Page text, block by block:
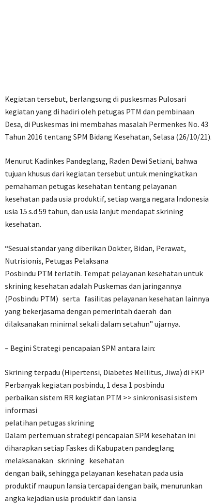
Kegiatan tersebut, berlangsung di puskesmas Pulosari
kegiatan yang di hadiri oleh petugas PTM dan pembinaan
Desa, di Puskesmas ini membahas masalah Permenkes No. 43
Tahun 2016 tentang SPM Bidang Kesehatan, Selasa (26/10/21).
Menurut Kadinkes Pandeglang, Raden Dewi Setiani, bahwa
tujuan khusus dari kegiatan tersebut untuk meningkatkan
pemahaman petugas kesehatan tentang pelayanan
kesehatan pada usia produktif, setiap warga negara Indonesia
usia 15 s.d 59 tahun, dan usia lanjut mendapat skrining
kesehatan.
“Sesuai standar yang diberikan Dokter, Bidan, Perawat,
Nutrisionis, Petugas Pelaksana
Posbindu PTM terlatih. Tempat pelayanan kesehatan untuk
skrining kesehatan adalah Puskemas dan jaringannya
(Posbindu PTM) serta fasilitas pelayanan kesehatan lainnya
yang bekerjasama dengan pemerintah daerah dan
dilaksanakan minimal sekali dalam setahun” ujarnya.
– Begini Strategi pencapaian SPM antara lain:
Skrining terpadu (Hipertensi, Diabetes Mellitus, Jiwa) di FKP
Perbanyak kegiatan posbindu, 1 desa 1 posbindu
perbaikan sistem RR kegiatan PTM >> sinkronisasi sistem
informasi
pelatihan petugas skrining
Dalam pertemuan strategi pencapaian SPM kesehatan ini
diharapkan setiap Faskes di Kabupaten pandeglang
melaksanakan skrining kesehatan
dengan baik, sehingga pelayanan kesehatan pada usia
produktif maupun lansia tercapai dengan baik, menurunkan
angka kejadian usia produktif dan lansia